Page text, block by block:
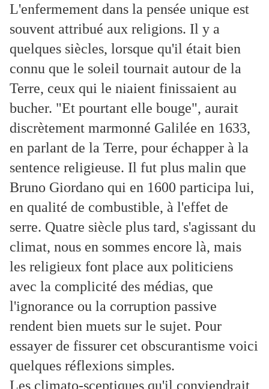
L'enfermement dans la pensée unique est
souvent attribué aux religions. Il y a
quelques siècles, lorsque qu'il était bien
connu que le soleil tournait autour de la
Terre, ceux qui le niaient finissaient au
bucher. "Et pourtant elle bouge", aurait
discrètement marmonné Galilée en 1633,
en parlant de la Terre, pour échapper à la
sentence religieuse. Il fut plus malin que
Bruno Giordano qui en 1600 participa lui,
en qualité de combustible, à l'effet de
serre. Quatre siècle plus tard, s'agissant du
climat, nous en sommes encore là, mais
les religieux font place aux politiciens
avec la complicité des médias, que
l'ignorance ou la corruption passive
rendent bien muets sur le sujet. Pour
essayer de fissurer cet obscurantisme voici
quelques réflexions simples.
Les climato-sceptiques qu'il conviendrait